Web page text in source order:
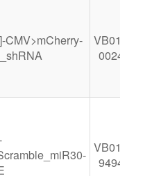
CMV>mCherry-
VB010000-
0024wah
VB010000-
9494mnd